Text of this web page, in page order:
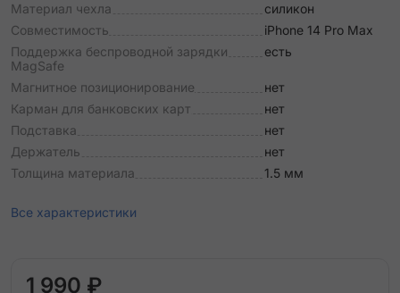
Материал чехла
силикон
Совместимость
iPhone 14 Pro Max
Поддержка беспроводной зарядки
MagSafe
есть
Магнитное позиционирование
нет
Карман для банковских карт
нет
Подставка
нет
Держатель
нет
Толщина материала
1.5 мм
Все характеристики
1 990 ₽